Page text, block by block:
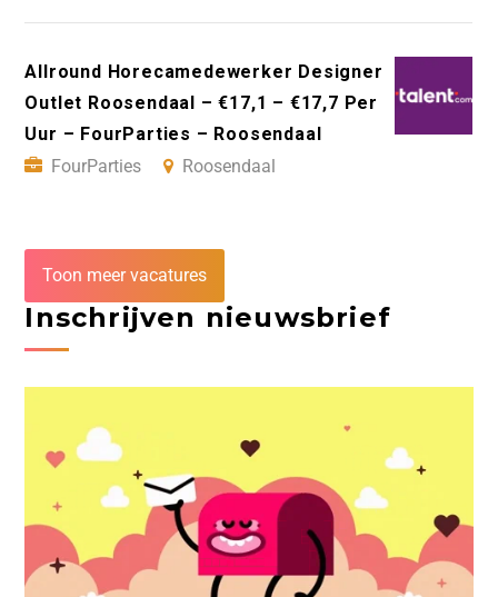
Allround Horecamedewerker Designer
Outlet Roosendaal – €17,1 – €17,7 Per
Uur – FourParties – Roosendaal
FourParties
Roosendaal
Toon meer vacatures
Inschrijven nieuwsbrief